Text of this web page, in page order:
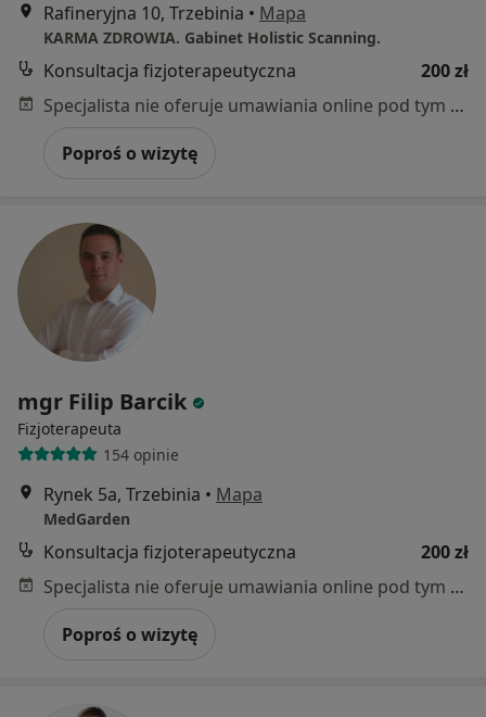
Rafineryjna 10, Trzebinia • Mapa
KARMA ZDROWIA. Gabinet Holistic Scanning.
Konsultacja fizjoterapeutyczna
200 zł
Specjalista nie oferuje umawiania online pod tym adresem.
Poproś o wizytę
mgr Filip Barcik
Fizjoterapeuta
154 opinie
Rynek 5a, Trzebinia • Mapa
MedGarden
Konsultacja fizjoterapeutyczna
200 zł
Specjalista nie oferuje umawiania online pod tym adresem.
Poproś o wizytę